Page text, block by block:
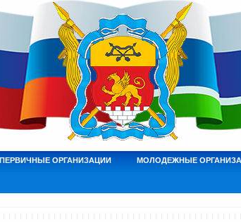
ПЕРВИЧНЫЕ ОРГАНИЗАЦИИ МОЛОДЕЖНЫЕ